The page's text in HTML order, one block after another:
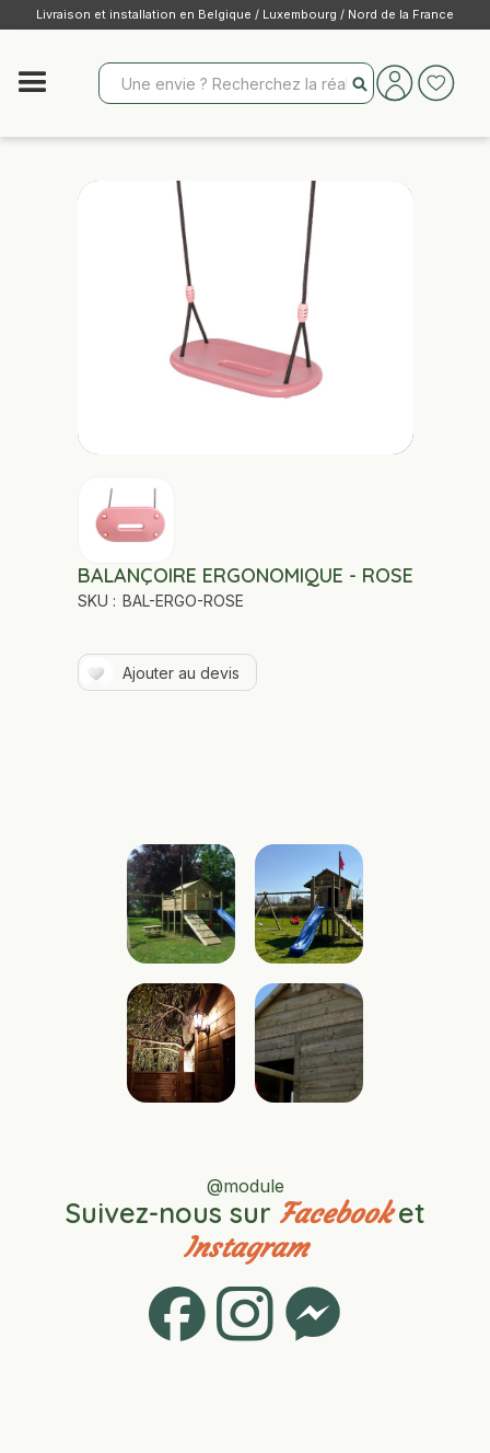
Livraison et installation en Belgique / Luxembourg / Nord de la France
BALANÇOIRE ERGONOMIQUE - ROSE
SKU : BAL-ERGO-ROSE
Ajouter au devis
@module
Suivez-nous sur Facebooket
Instagram